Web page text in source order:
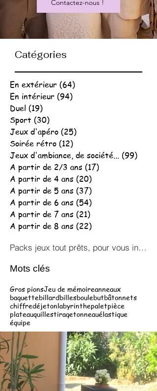
Contactez-nous !
Catégories
En extérieur (64)
En intérieur (94)
Duel (19)
Sport (30)
Jeux d'apéro (25)
Soirée rétro (12)
Jeux d'ambiance, de société... (99)
A partir de 2/3 ans (17)
A partir de 4 ans (20)
A partir de 5 ans (37)
A partir de 6 ans (54)
A partir de 7 ans (21)
A partir de 8 ans (22)
Packs jeux tout prêts, pour vous inspirer !
Mots clés
Gros pionsJeu de mémoireanneaux
baguettebillardbillesboulebutbâtonnets
chiffredéjetonlabyrinthepaletpièce
plateauquillestiragetonneauélastique
équipe